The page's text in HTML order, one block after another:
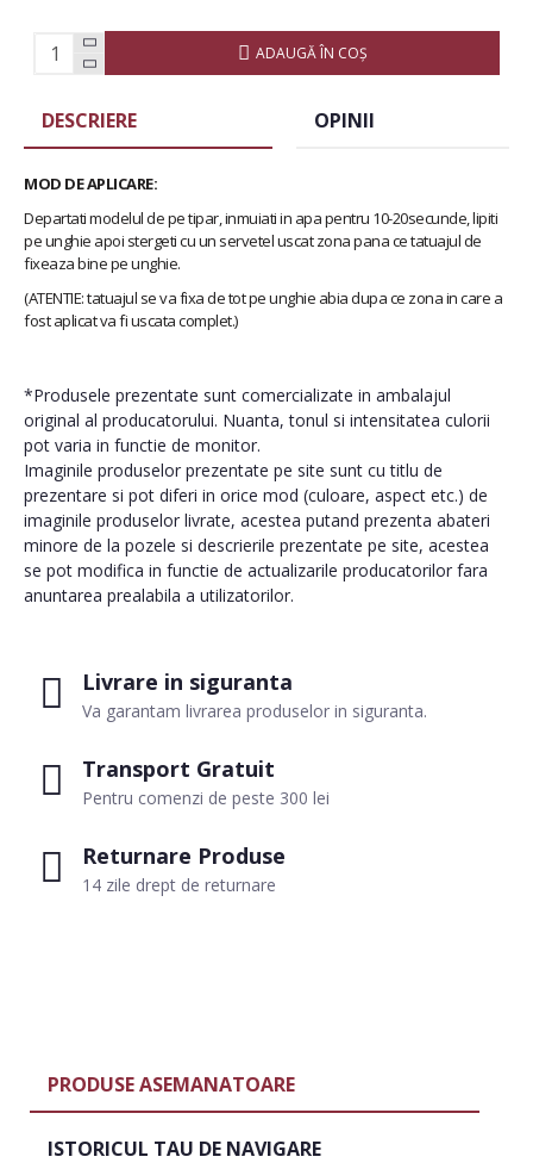
ADAUGĂ ÎN COŞ
Livrare in siguranta
Va garantam livrarea produselor in siguranta.
Transport Gratuit
Pentru comenzi de peste 300 lei
Returnare Produse
14 zile drept de returnare
DESCRIERE OPINII
MOD DE APLICARE:
Departati modelul de pe tipar, inmuiati in apa pentru 10-20secunde, lipiti
pe unghie apoi stergeti cu un servetel uscat zona pana ce tatuajul de
fixeaza bine pe unghie.
(ATENTIE: tatuajul se va fixa de tot pe unghie abia dupa ce zona in care a
fost aplicat va fi uscata complet.)
*Produsele prezentate sunt comercializate in ambalajul
original al producatorului. Nuanta, tonul si intensitatea culorii
pot varia in functie de monitor.
Imaginile produselor prezentate pe site sunt cu titlu de
prezentare si pot diferi in orice mod (culoare, aspect etc.) de
imaginile produselor livrate, acestea putand prezenta abateri
minore de la pozele si descrierile prezentate pe site, acestea
se pot modifica in functie de actualizarile producatorilor fara
anuntarea prealabila a utilizatorilor.
PRODUSE ASEMANATOARE
ISTORICUL TAU DE NAVIGARE